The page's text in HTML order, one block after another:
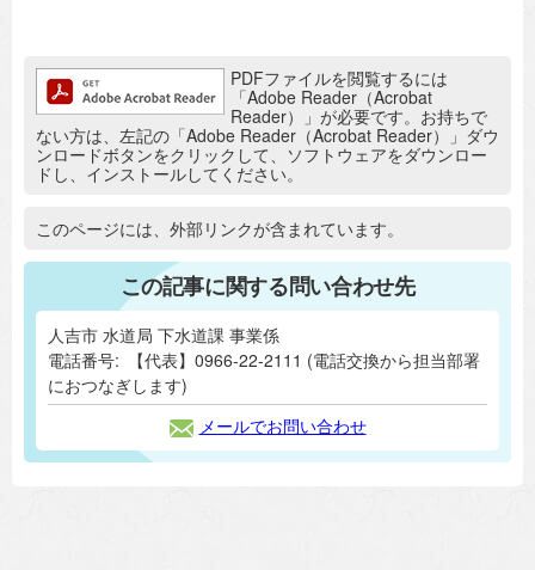
追加情報：PDFファイルPDFファイルを閲覧するには
「Adobe Reader（Acrobat
Reader）」が必要です。お持ちで
ない方は、左記の「Adobe Reader（Acrobat Reader）」ダウ
ンロードボタンをクリックして、ソフトウェアをダウンロー
ドし、インストールしてください。
追加情報：外部リンク
このページには、外部リンクが含まれています。
この記事に関する問い合わせ先
人吉市 水道局 下水道課 事業係
電話番号:
【代表】0966-22-2111 (電話交換から担当部署
におつなぎします)
メールでお問い合わせ